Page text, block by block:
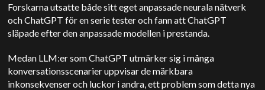
Forskarna utsatte både sitt eget anpassade neurala nätverk
och ChatGPT för en serie tester och fann att ChatGPT
släpade efter den anpassade modellen i prestanda.
Medan LLM:er som ChatGPT utmärker sig i många
konversationsscenarier uppvisar de märkbara
inkonsekvenser och luckor i andra, ett problem som detta nya